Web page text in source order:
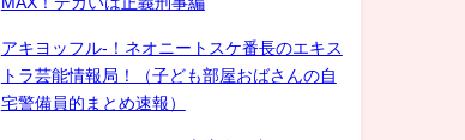
アキヨッフル-！ネオニートスケ番長のエキス
トラ芸能情報局！（子ども部屋おばさんの自
宅警備員的まとめ速報）